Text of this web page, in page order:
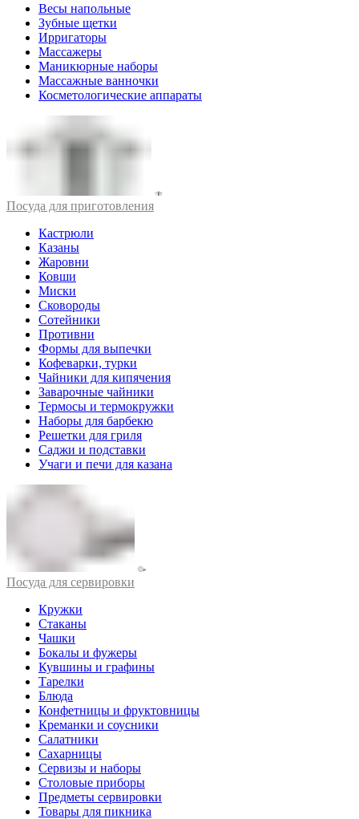
Весы напольные
Зубные щетки
Ирригаторы
Массажеры
Маникюрные наборы
Массажные ванночки
Косметологические аппараты
Посуда для приготовления
Кастрюли
Казаны
Жаровни
Ковши
Миски
Сковороды
Сотейники
Противни
Формы для выпечки
Кофеварки, турки
Чайники для кипячения
Заварочные чайники
Термосы и термокружки
Наборы для барбекю
Решетки для гриля
Саджи и подставки
Учаги и печи для казана
Посуда для сервировки
Кружки
Стаканы
Чашки
Бокалы и фужеры
Кувшины и графины
Тарелки
Блюда
Конфетницы и фруктовницы
Креманки и соусники
Салатники
Сахарницы
Сервизы и наборы
Столовые приборы
Предметы сервировки
Товары для пикника